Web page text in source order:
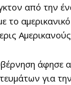
από την
άφησε
για